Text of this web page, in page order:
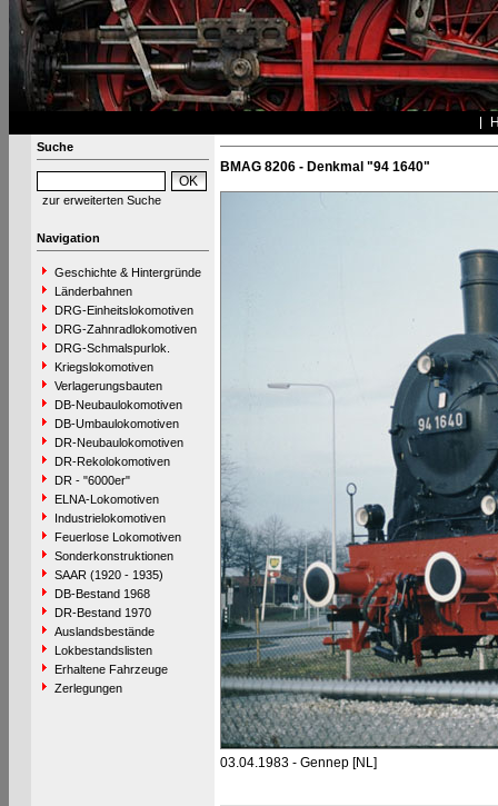
Suche
zur erweiterten Suche
Navigation
Geschichte & Hintergründe
Länderbahnen
DRG-Einheitslokomotiven
DRG-Zahnradlokomotiven
DRG-Schmalspurlok.
Kriegslokomotiven
Verlagerungsbauten
DB-Neubaulokomotiven
DB-Umbaulokomotiven
DR-Neubaulokomotiven
DR-Rekolokomotiven
DR - "6000er"
ELNA-Lokomotiven
Industrielokomotiven
Feuerlose Lokomotiven
Sonderkonstruktionen
SAAR (1920 - 1935)
DB-Bestand 1968
DR-Bestand 1970
Auslandsbestände
Lokbestandslisten
Erhaltene Fahrzeuge
Zerlegungen
BMAG 8206 - Denkmal "94 1640"
03.04.1983 - Gennep [NL]